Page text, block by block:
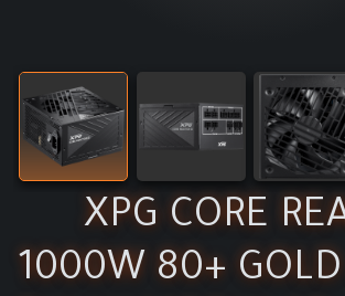
XPG CORE
1000W 80+ GOLD